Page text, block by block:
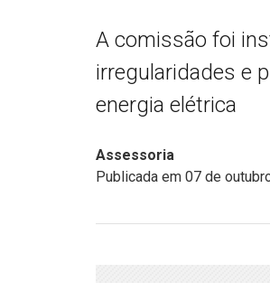
A comissão foi
irregularidades e
energia elétrica
Assessoria
Publicada em 07 de